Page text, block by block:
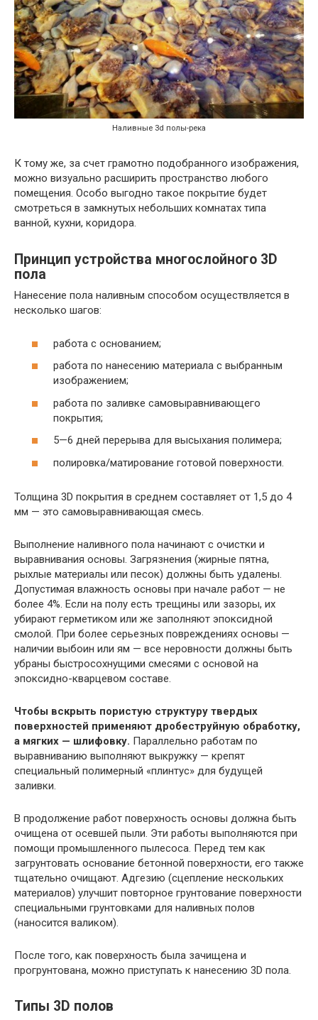
Наливные 3d полы-река
К тому же, за счет грамотно подобранного изображения,
можно визуально расширить пространство любого
помещения. Особо выгодно такое покрытие будет
смотреться в замкнутых небольших комнатах типа
ванной, кухни, коридора.
Принцип устройства многослойного 3D
пола
Нанесение пола наливным способом осуществляется в
несколько шагов:
работа с основанием;
работа по нанесению материала с выбранным
изображением;
работа по заливке самовыравнивающего
покрытия;
5—6 дней перерыва для высыхания полимера;
полировка/матирование готовой поверхности.
Толщина 3D покрытия в среднем составляет от 1,5 до 4
мм — это самовыравнивающая смесь.
Выполнение наливного пола начинают с очистки и
выравнивания основы. Загрязнения (жирные пятна,
рыхлые материалы или песок) должны быть удалены.
Допустимая влажность основы при начале работ — не
более 4%. Если на полу есть трещины или зазоры, их
убирают герметиком или же заполняют эпоксидной
смолой. При более серьезных повреждениях основы —
наличии выбоин или ям — все неровности должны быть
убраны быстросохнущими смесями с основой на
эпоксидно-кварцевом составе.
Чтобы вскрыть пористую структуру твердых
поверхностей применяют дробеструйную обработку,
а мягких — шлифовку. Параллельно работам по
выравниванию выполняют выкружку — крепят
специальный полимерный «плинтус» для будущей
заливки.
В продолжение работ поверхность основы должна быть
очищена от осевшей пыли. Эти работы выполняются при
помощи промышленного пылесоса. Перед тем как
загрунтовать основание бетонной поверхности, его также
тщательно очищают. Адгезию (сцепление нескольких
материалов) улучшит повторное грунтование поверхности
специальными грунтовками для наливных полов
(наносится валиком).
После того, как поверхность была зачищена и
прогрунтована, можно приступать к нанесению 3D пола.
Типы 3D полов